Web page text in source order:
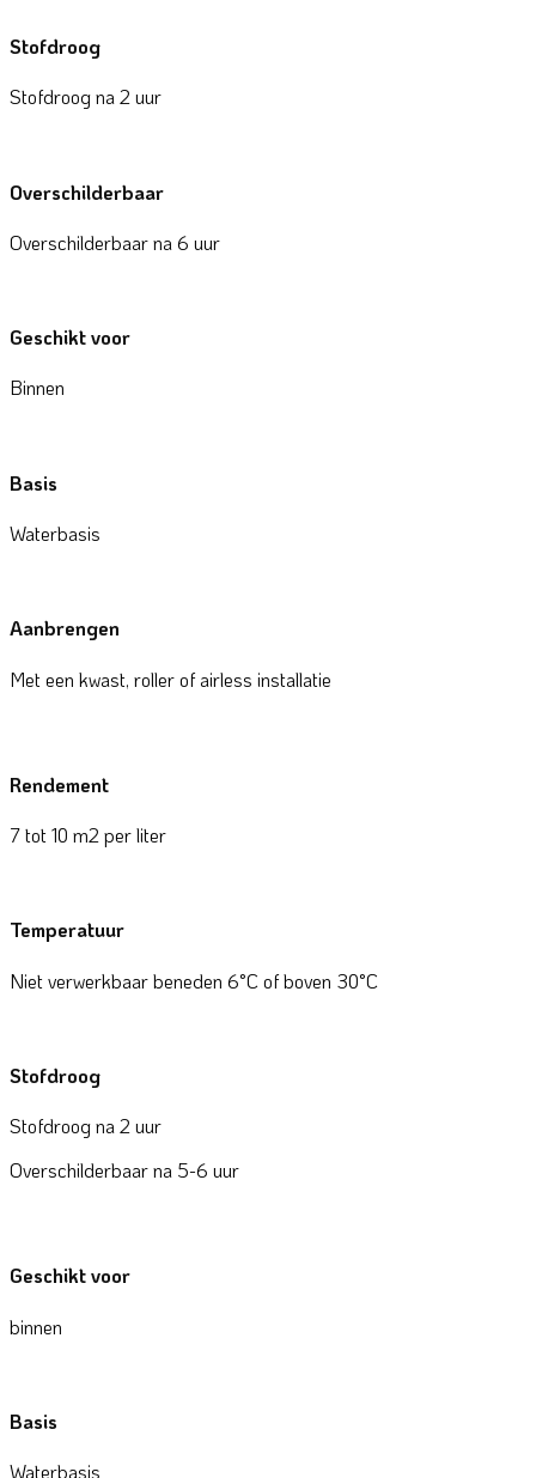
Stofdroog
Stofdroog na 2 uur
Overschilderbaar
Overschilderbaar na 6 uur
Geschikt voor
Binnen
Basis
Waterbasis
Aanbrengen
Met een kwast, roller of airless installatie
Rendement
7 tot 10 m2 per liter
Temperatuur
Niet verwerkbaar beneden 6°C of boven 30°C
Stofdroog
Stofdroog na 2 uur
Overschilderbaar na 5-6 uur
Geschikt voor
binnen
Basis
Waterbasis